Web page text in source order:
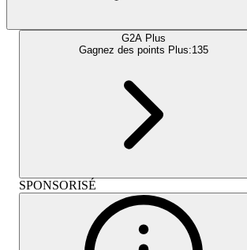
G2A Plus
Gagnez des points Plus:135
SPONSORISÉ